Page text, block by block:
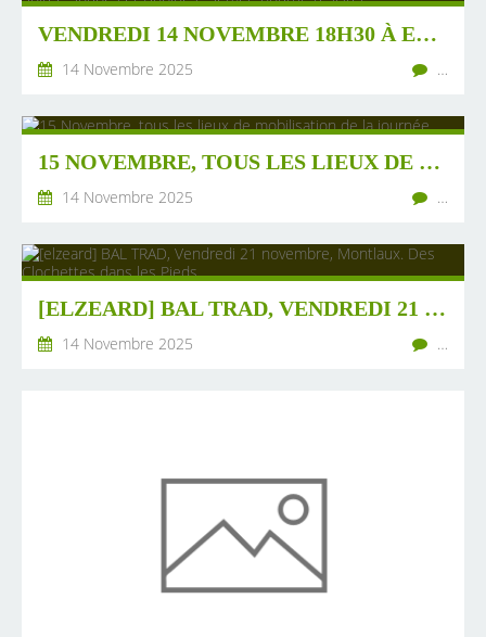
VENDREDI 14 NOVEMBRE 18H30 À EYGUIANS GARDE COLOMBE - SOIRÉE SOUPES ET BOBINES "SEMER, NOURRIR, RÉSISTER"
14 Novembre 2025 …
15 NOVEMBRE, TOUS LES LIEUX DE MOBILISATION DE LA JOURNÉE
14 Novembre 2025 …
[ELZEARD] BAL TRAD, VENDREDI 21 NOVEMBRE, MONTLAUX. DES CLOCHETTES DANS LES PIEDS
14 Novembre 2025 …